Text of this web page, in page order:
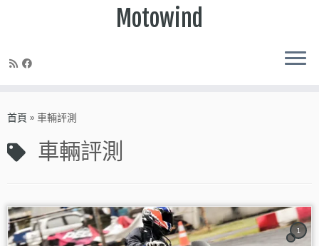
to
Motowind
首頁 » 車輛評測
車輛評測
1